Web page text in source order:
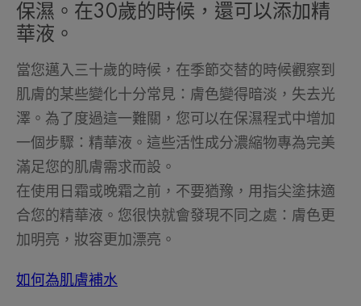
保濕。在30歲的時候，還可以添加精
華液。
當您邁入三十歲的時候，在季節交替的時候觀察到
肌膚的某些變化十分常見：膚色變得暗淡，失去光
澤。為了度過這一難關，您可以在保濕程式中增加
一個步驟：精華液。這些活性成分濃縮物專為完美
滿足您的肌膚需求而設。
在使用日霜或晚霜之前，不要猶豫，用指尖塗抹適
合您的精華液。您很快就會發現不同之處：膚色更
加明亮，妝容更加漂亮。
如何為肌膚補水